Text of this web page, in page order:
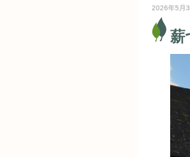
2026年5月
薪